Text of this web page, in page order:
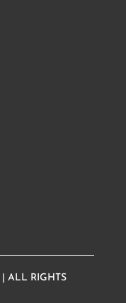
| ALL RIGHTS